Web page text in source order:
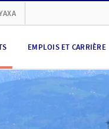
EMPLOIS ET CARRIÈRE